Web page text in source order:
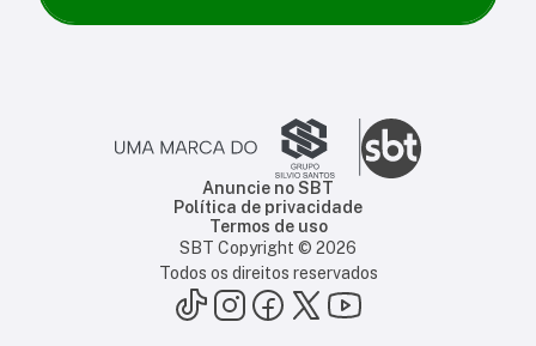
Anuncie no SBT
Política de privacidade
Termos de uso
SBT Copyright © 2026
Todos os direitos reservados